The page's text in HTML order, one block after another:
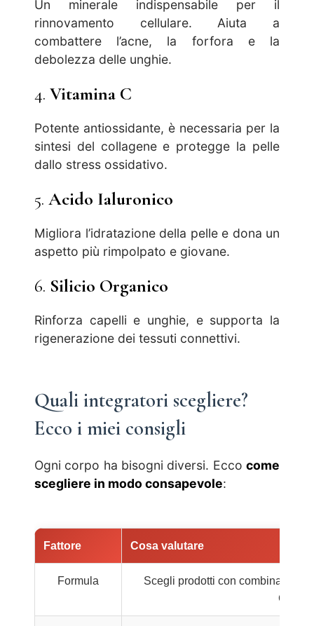
Un minerale indispensabile per il
rinnovamento cellulare. Aiuta a
combattere l’acne, la forfora e la
debolezza delle unghie.
4. Vitamina C
Potente antiossidante, è necessaria per la
sintesi del collagene e protegge la pelle
dallo stress ossidativo.
5. Acido Ialuronico
Migliora l’idratazione della pelle e dona un
aspetto più rimpolpato e giovane.
6. Silicio Organico
Rinforza capelli e unghie, e supporta la
rigenerazione dei tessuti connettivi.
Quali integratori scegliere?
Ecco i miei consigli
Ogni corpo ha bisogni diversi. Ecco come
scegliere in modo consapevole:
Fattore Cosa valutare
Formula
Scegli prodotti con combinazioni